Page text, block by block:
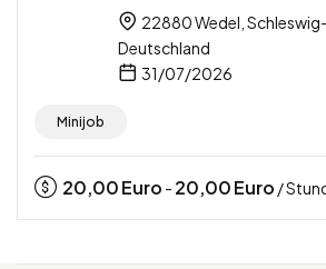
22880 Wedel,
Deutschland
31/07/2026
Minijob
20,00Euro - 20,00Euro /